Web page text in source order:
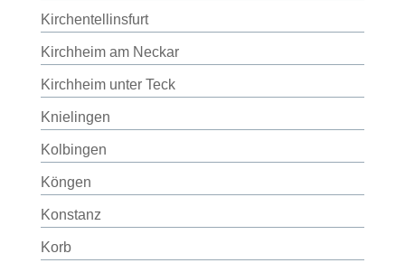
Kirchentellinsfurt
Kirchheim am Neckar
Kirchheim unter Teck
Knielingen
Kolbingen
Köngen
Konstanz
Korb